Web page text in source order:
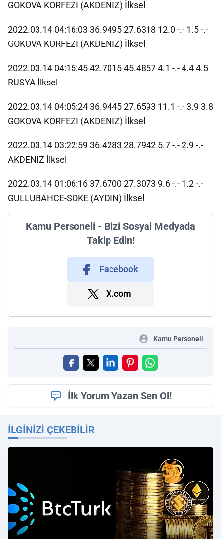
GOKOVA KORFEZI (AKDENIZ) İlksel
2022.03.14 04:16:03 36.9495 27.6318 12.0 -.- 1.5 -.-
GOKOVA KORFEZI (AKDENIZ) İlksel
2022.03.14 04:15:45 42.7015 45.4857 4.1 -.- 4.4 4.5
RUSYA İlksel
2022.03.14 04:05:24 36.9445 27.6593 11.1 -.- 3.9 3.8
GOKOVA KORFEZI (AKDENIZ) İlksel
2022.03.14 03:22:59 36.4283 28.7942 5.7 -.- 2.9 -.-
AKDENIZ İlksel
2022.03.14 01:06:16 37.6700 27.3073 9.6 -.- 1.2 -.-
GULLUBAHCE-SOKE (AYDIN) İlksel
Kamu Personeli - Bizi Sosyal Medyada
Takip Edin!
Facebook
X.com
Kamu Personeli
İlk Yorum Yazan Sen Ol!
İLGINIZI ÇEKEBILIR